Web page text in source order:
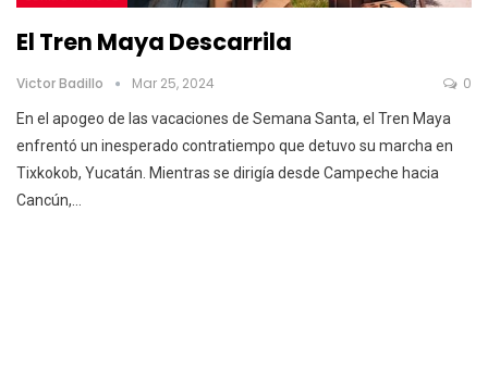
El Tren Maya Descarrila
Victor Badillo Mar 25, 2024 0
En el apogeo de las vacaciones de Semana Santa, el Tren Maya
enfrentó un inesperado contratiempo que detuvo su marcha en
Tixkokob, Yucatán. Mientras se dirigía desde Campeche hacia
Cancún,…